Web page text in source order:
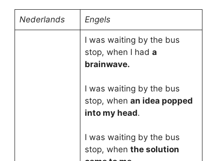
Nederlands Engels
I was waiting by the bus
stop, when I had a
brainwave.
I was waiting by the bus
stop, when an idea popped
into my head.
I was waiting by the bus
stop, when the solution